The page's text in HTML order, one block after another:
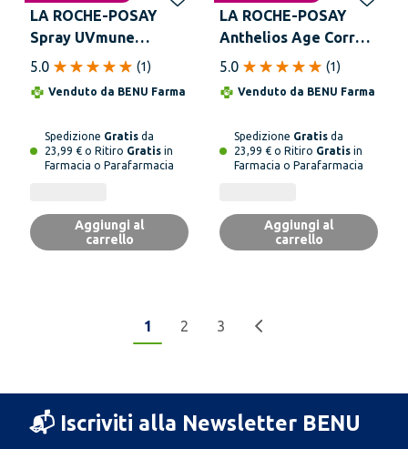
LA ROCHE-POSAY
Spray UVmune
Bambini SPF50+ Spray
5.0 (1)
Venduto da BENU Farma
Spedizione Gratis da
23,99 € o Ritiro Gratis in
Farmacia o Parafarmacia
Aggiungi al
carrello
LA ROCHE-POSAY
Anthelios Age Correct
Crema Spf 50 50 ml
5.0 (1)
Venduto da BENU Farma
Spedizione Gratis da
23,99 € o Ritiro Gratis in
Farmacia o Parafarmacia
Aggiungi al
carrello
1 2 3
📬 Iscriviti alla Newsletter BENU